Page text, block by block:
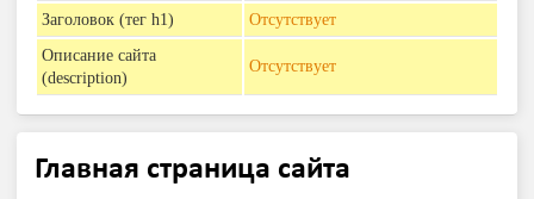
Заголовок (тег h1)
Отсутствует
Описание сайта
(description)
Отсутствует
Главная страница сайта